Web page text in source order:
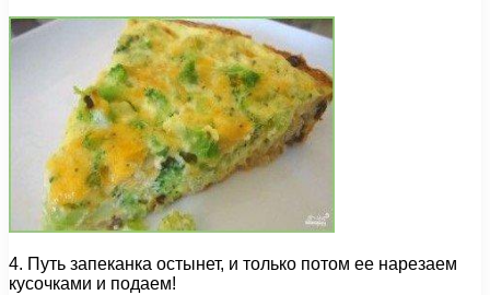
4. Путь запеканка остынет, и только потом ее нарезаем
кусочками и подаем!